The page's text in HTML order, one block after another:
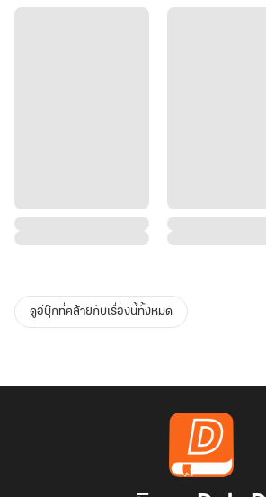
ดูอีบุ๊กที่คล้ายกับเรื่องนี้ทั้งหมด